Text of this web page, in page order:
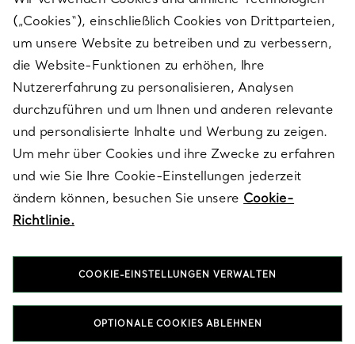
SERVICES
ÜBER TIFFANY & CO.
RECHTLICHE HINWEISE
FOLGEN SIE UNS
(„Cookies“), einschließlich Cookies von Drittparteien,
um unsere Website zu betreiben und zu verbessern,
die Website-Funktionen zu erhöhen, Ihre
Nutzererfahrung zu personalisieren, Analysen
durchzuführen und um Ihnen und anderen relevante
und personalisierte Inhalte und Werbung zu zeigen.
Um mehr über Cookies und ihre Zwecke zu erfahren
und wie Sie Ihre Cookie-Einstellungen jederzeit
ändern können, besuchen Sie unsere Cookie-
Richtlinie.
COOKIE-EINSTELLUNGEN VERWALTEN
OPTIONALE COOKIES ABLEHNEN